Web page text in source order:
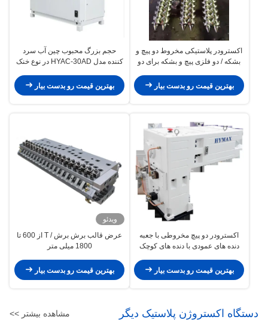
اکسترودر پلاستیکی مخروط دو پیچ و
بشکه / دو فلزی پیچ و بشکه برای دو
بهترین قیمت رو بدست بیار
حجم بزرگ محبوب چین آب سرد
کننده مدل HYAC-30AD در نوع خنک
بهترین قیمت رو بدست بیار
اکسترودر دو پیچ مخروطی با جعبه
دنده های عمودی با دنده های کوچک
بهترین قیمت رو بدست بیار
ویدئو
عرض قالب برش برش / T از 600 تا
1800 میلی متر
بهترین قیمت رو بدست بیار
دستگاه اکستروژن پلاستیک دیگر مشاهده بیشتر >>